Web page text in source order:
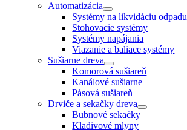
Automatizácia
Systémy na likvidáciu odpadu
Stohovacie systémy
Systémy napájania
Viazanie a baliace systémy
Sušiarne dreva
Komorová sušiareň
Kanálové sušiarne
Pásová sušiareň
Drviče a sekačky dreva
Bubnové sekačky
Kladivové mlyny